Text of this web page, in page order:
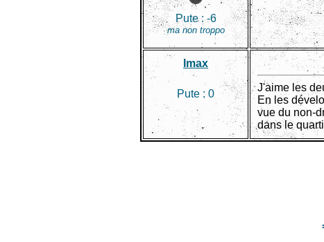
Pute : -6
ma non troppo
Imax
Pute :0
J'aime les
En les
vue du non-
dans le